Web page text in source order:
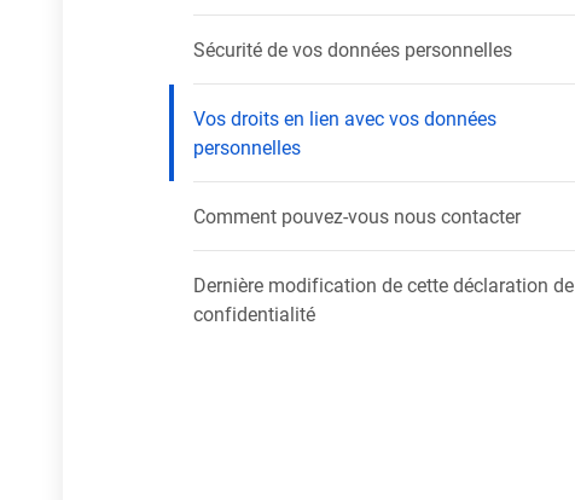
Sécurité de vos données personnelles
Vos droits en lien avec vos données
personnelles
Comment pouvez-vous nous contacter
Dernière modification de cette déclaration de
confidentialité